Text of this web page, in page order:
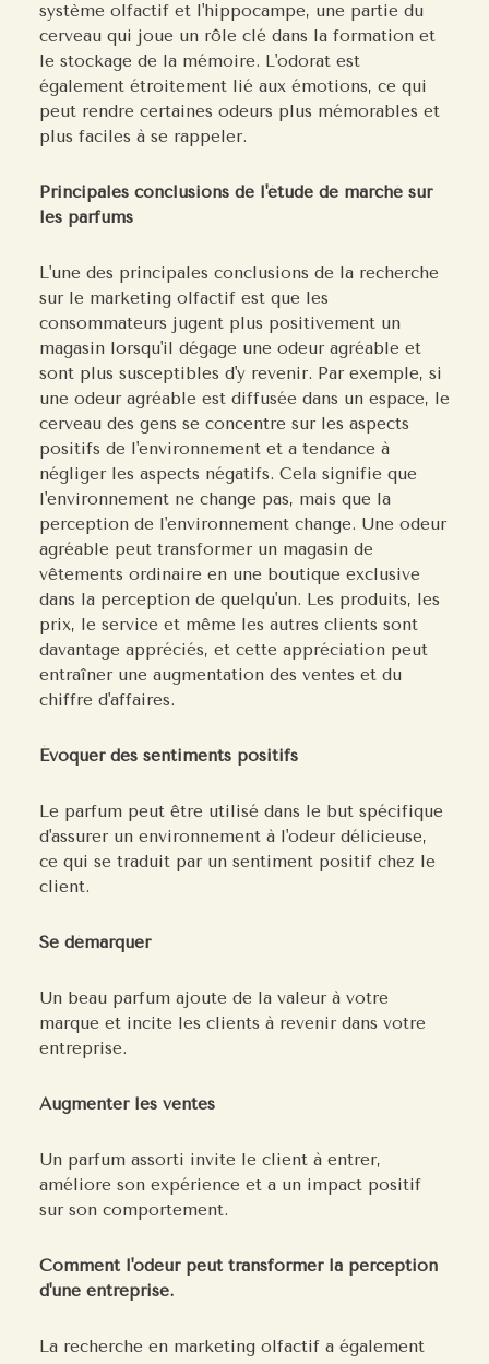
système olfactif et l'hippocampe, une partie du
cerveau qui joue un rôle clé dans la formation et
le stockage de la mémoire. L'odorat est
également étroitement lié aux émotions, ce qui
peut rendre certaines odeurs plus mémorables et
plus faciles à se rappeler.
Principales conclusions de l'étude de marché sur
les parfums
L'une des principales conclusions de la recherche
sur le marketing olfactif est que les
consommateurs jugent plus positivement un
magasin lorsqu'il dégage une odeur agréable et
sont plus susceptibles d'y revenir. Par exemple, si
une odeur agréable est diffusée dans un espace, le
cerveau des gens se concentre sur les aspects
positifs de l'environnement et a tendance à
négliger les aspects négatifs. Cela signifie que
l'environnement ne change pas, mais que la
perception de l'environnement change. Une odeur
agréable peut transformer un magasin de
vêtements ordinaire en une boutique exclusive
dans la perception de quelqu'un. Les produits, les
prix, le service et même les autres clients sont
davantage appréciés, et cette appréciation peut
entraîner une augmentation des ventes et du
chiffre d'affaires.
Évoquer des sentiments positifs
Le parfum peut être utilisé dans le but spécifique
d'assurer un environnement à l'odeur délicieuse,
ce qui se traduit par un sentiment positif chez le
client.
Se démarquer
Un beau parfum ajoute de la valeur à votre
marque et incite les clients à revenir dans votre
entreprise.
Augmenter les ventes
Un parfum assorti invite le client à entrer,
améliore son expérience et a un impact positif
sur son comportement.
Comment l'odeur peut transformer la perception
d'une entreprise.
La recherche en marketing olfactif a également